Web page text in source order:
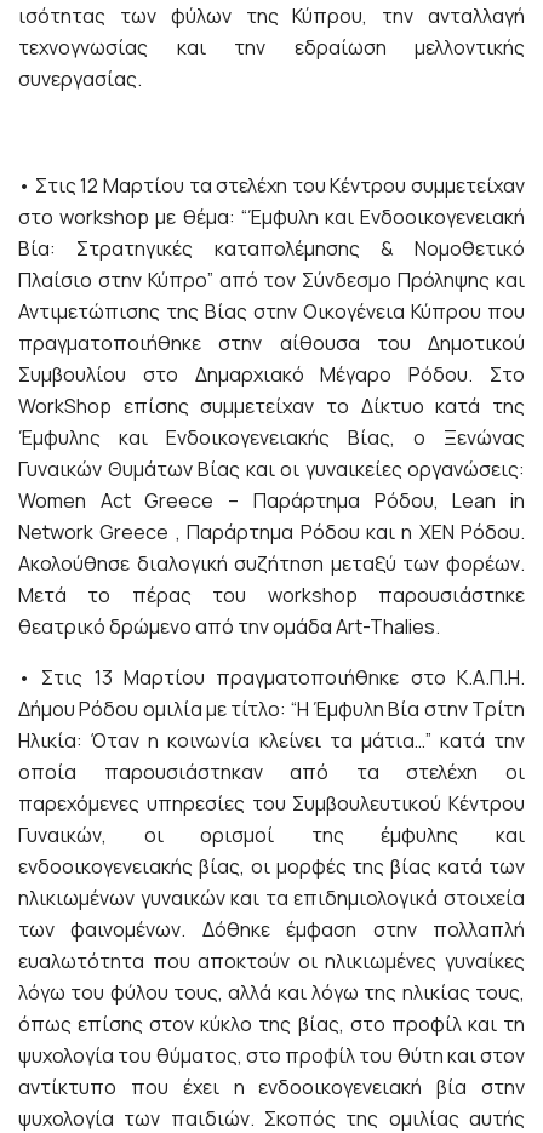
ισότητας των φύλων της Κύπρου, την ανταλλαγή
τεχνογνωσίας και την εδραίωση μελλοντικής
συνεργασίας.
• Στις 12 Μαρτίου τα στελέχη του Κέντρου συμμετείχαν
στο workshop με θέμα: “Έμφυλη και Ενδοοικογενειακή
Βία: Στρατηγικές καταπολέμησης & Νομοθετικό
Πλαίσιο στην Κύπρο” από τον Σύνδεσμο Πρόληψης και
Αντιμετώπισης της Βίας στην Οικογένεια Κύπρου που
πραγματοποιήθηκε στην αίθουσα του Δημοτικού
Συμβουλίου στο Δημαρχιακό Μέγαρο Ρόδου. Στο
WorkShop επίσης συμμετείχαν το Δίκτυο κατά της
Έμφυλης και Ενδοικογενειακής Βίας, ο Ξενώνας
Γυναικών Θυμάτων Βίας και οι γυναικείες οργανώσεις:
Women Act Greece – Παράρτημα Ρόδου, Lean in
Network Greece , Παράρτημα Ρόδου και η ΧΕΝ Ρόδου.
Ακολούθησε διαλογική συζήτηση μεταξύ των φορέων.
Μετά το πέρας του workshop παρουσιάστηκε
θεατρικό δρώμενο από την ομάδα Art-Thalies.
• Στις 13 Μαρτίου πραγματοποιήθηκε στο Κ.Α.Π.Η.
Δήμου Ρόδου ομιλία με τίτλο: “Η Έμφυλη Βία στην Τρίτη
Ηλικία: Όταν η κοινωνία κλείνει τα μάτια…” κατά την
οποία παρουσιάστηκαν από τα στελέχη οι
παρεχόμενες υπηρεσίες του Συμβουλευτικού Κέντρου
Γυναικών, οι ορισμοί της έμφυλης και
ενδοοικογενειακής βίας, οι μορφές της βίας κατά των
ηλικιωμένων γυναικών και τα επιδημιολογικά στοιχεία
των φαινομένων. Δόθηκε έμφαση στην πολλαπλή
ευαλωτότητα που αποκτούν οι ηλικιωμένες γυναίκες
λόγω του φύλου τους, αλλά και λόγω της ηλικίας τους,
όπως επίσης στον κύκλο της βίας, στο προφίλ και τη
ψυχολογία του θύματος, στο προφίλ του θύτη και στον
αντίκτυπο που έχει η ενδοοικογενειακή βία στην
ψυχολογία των παιδιών. Σκοπός της ομιλίας αυτής